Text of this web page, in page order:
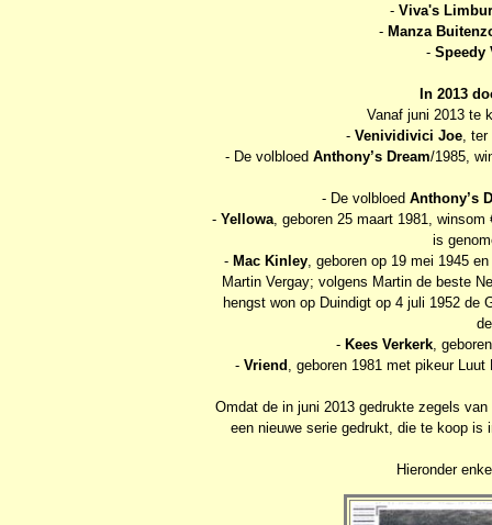
- Viva's
- Manza
- Speedy
In 2013
Vanaf juni 2013 te
-Venividivici Joe, ter
- De volbloed Anthony’s Dream/1985,
- De volbloedAnthony’s
- Yellowa, geboren 25 maart 1981,
is
- Mac Kinley, geboren op 19 mei 1945
Martin Vergay; volgens Martin de beste
hengst won op Duindigt op 4 juli 1952 de
- Kees Verkerk,
- Vriend , geboren 1981 met pikeur
Omdat de in juni 2013 gedrukte zegels
een nieuwe serie gedrukt, die te koop is
Hieronder